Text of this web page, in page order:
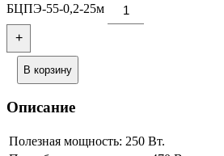
БЦПЭ-55-0,2-25м
+
В корзину
Описание
Полезная мощность: 250 Вт.